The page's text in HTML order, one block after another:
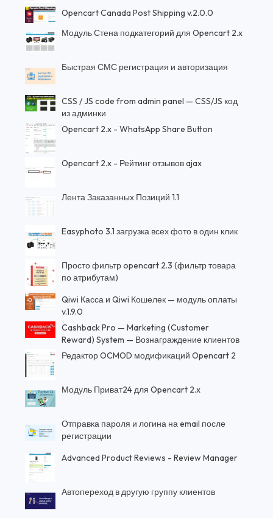
Opencart Canada Post Shipping v.2.0.0
Модуль Стена подкатегорий для Opencart 2.x
Быстрая СМС регистрация и авторизация
CSS / JS code from admin panel — CSS/JS код
из админки
Opencart 2.x - WhatsApp Share Button
Opencart 2.x - Рейтинг отзывов ajax
Лента Заказанных Позиций 1.1
Easyphoto 3.1 загрузка всех фото в один клик
Просто фильтр opencart 2.3 (фильтр товара
по атрибутам)
Qiwi Касса и Qiwi Кошелек — модуль оплаты
v.1.9.0
Cashback Pro — Marketing (Customer
Reward) System — Вознаграждение клиентов
Редактор OCMOD модификаций Opencart 2
Модуль Приват24 для Opencart 2.x
Отправка пароля и логина на email после
регистрации
Advanced Product Reviews - Review Manager
Автопереход в другую группу клиентов